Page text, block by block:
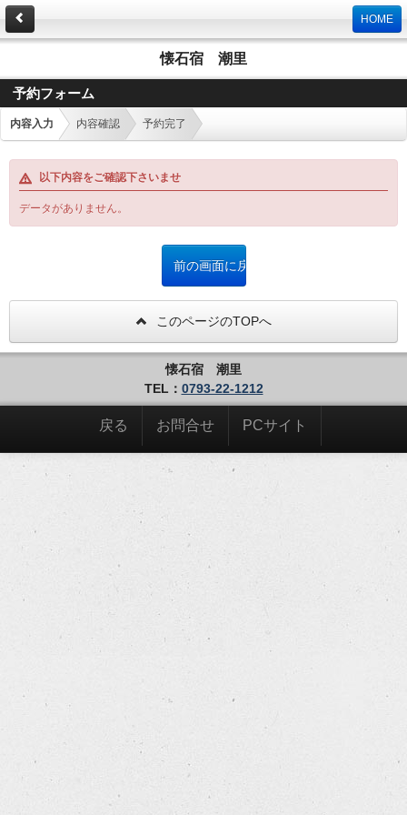
HOME
懐石宿 潮里
予約フォーム
内容入力 内容確認 予約完了
以下内容をご確認下さいませ
データがありません。
このページのTOPへ
懐石宿 潮里
TEL： 0793-22-1212
戻る お問合せ PCサイト